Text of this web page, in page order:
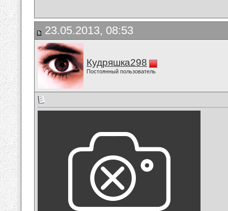
23.05.2013, 08:53
Кудряшка298
Постоянный пользователь